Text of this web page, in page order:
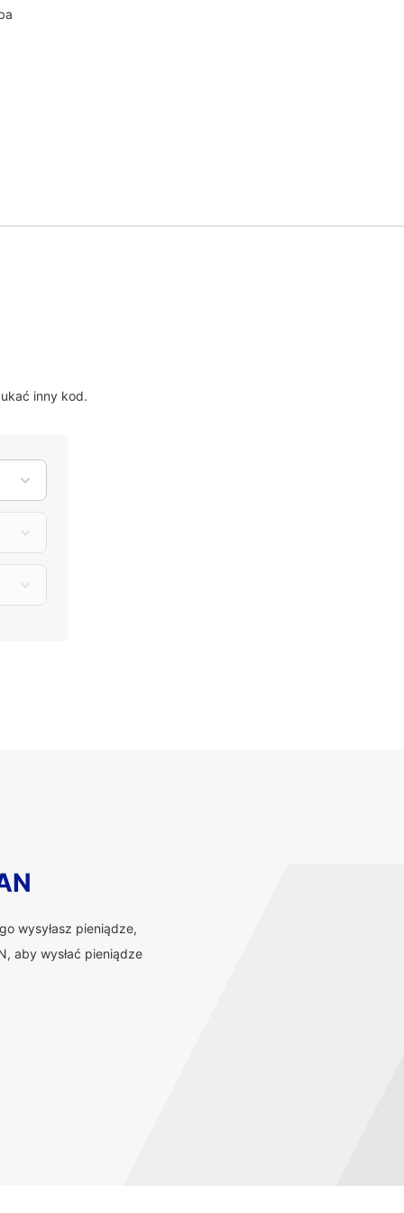
inny kod.
wysyłasz pieniądze,
aby wysłać pieniądze